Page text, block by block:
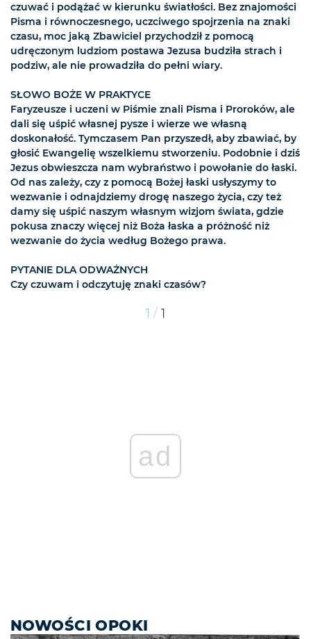
czuwać i podążać w kierunku światłości. Bez znajomości
Pisma i równoczesnego, uczciwego spojrzenia na znaki
czasu, moc jaką Zbawiciel przychodził z pomocą
udręczonym ludziom postawa Jezusa budziła strach i
podziw, ale nie prowadziła do pełni wiary.
SŁOWO BOŻE W PRAKTYCE
Faryzeusze i uczeni w Piśmie znali Pisma i Proroków, ale
dali się uśpić własnej pysze i wierze we własną
doskonałość. Tymczasem Pan przyszedł, aby zbawiać, by
głosić Ewangelię wszelkiemu stworzeniu. Podobnie i dziś
Jezus obwieszcza nam wybraństwo i powołanie do łaski.
Od nas zależy, czy z pomocą Bożej łaski usłyszymy to
wezwanie i odnajdziemy drogę naszego życia, czy też
damy się uśpić naszym własnym wizjom świata, gdzie
pokusa znaczy więcej niż Boża łaska a próżność niż
wezwanie do życia według Bożego prawa.
PYTANIE DLA ODWAŻNYCH
Czy czuwam i odczytuję znaki czasów?
1 / 1
ad
NOWOŚCI OPOKI